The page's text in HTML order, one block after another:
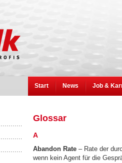
Start News Job &
Glossar
A
Abandon Rate – Rate der
wenn kein Agent für die